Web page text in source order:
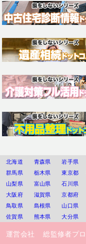
北海道 青森県 岩手県
群馬県
栃木県 東京都
山梨県
富山県 石川県
大阪府
滋賀県 京都府
鳥取県
島根県 山口県
佐賀県
熊本県 大分県
運営会社 総監修者プ